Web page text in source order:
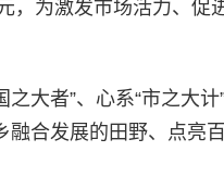
，为激发市场活力、促
大者”、心系“市之大
合发展的田野、点亮